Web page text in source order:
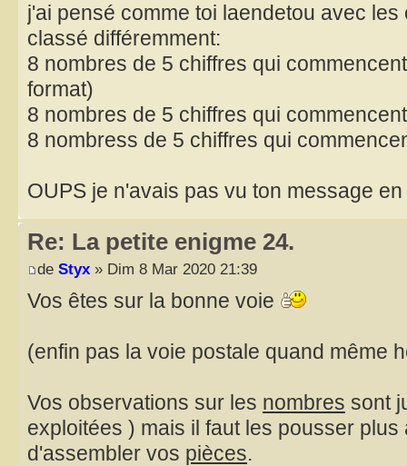
j'ai pensé comme toi laendetou avec
classé différemment:
8 nombres de 5 chiffres qui
format)
8 nombres de 5 chiffres qui
8 nombress de 5 chiffres qui
OUPS je n'avais pas vu ton message
Re: La petite enigme 24.
de Styx » Dim 8 Mar 2020 21:39
Vos êtes sur la bonne voie
(enfin pas la voie postale quand même
Vos observations sur les nombres sont
exploitées ) mais il faut les pousser
d'assembler vos pièces.